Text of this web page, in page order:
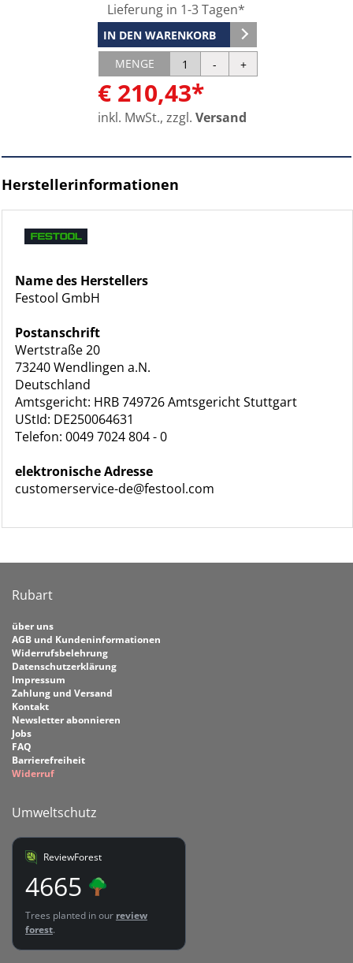
Lieferung in 1-3 Tagen*
IN DEN WARENKORB
MENGE
€ 210,43*
inkl. MwSt., zzgl. Versand
Herstellerinformationen
Name des Herstellers
Festool GmbH
Postanschrift
Wertstraße 20
73240 Wendlingen a.N.
Deutschland
Amtsgericht: HRB 749726 Amtsgericht Stuttgart
UStId: DE250064631
Telefon: 0049 7024 804 - 0
elektronische Adresse
customerservice-de@festool.com
Rubart
über uns
AGB und Kundeninformationen
Widerrufsbelehrung
Datenschutzerklärung
Impressum
Zahlung und Versand
Kontakt
Newsletter abonnieren
Jobs
FAQ
Barrierefreiheit
Widerruf
Umweltschutz
ReviewForest
4665
Trees planted in our review
forest.